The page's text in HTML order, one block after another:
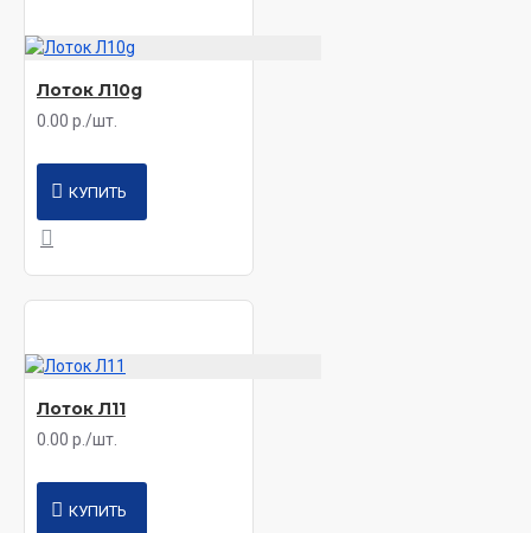
Лоток Л10g
0.00 р./шт.
КУПИТЬ
Лоток Л11
0.00 р./шт.
КУПИТЬ